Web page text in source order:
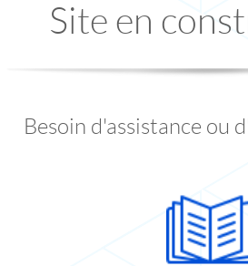
Site en
Besoin d'assistance ou